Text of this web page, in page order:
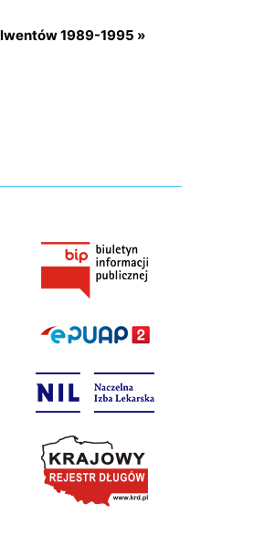
1989-1995 »